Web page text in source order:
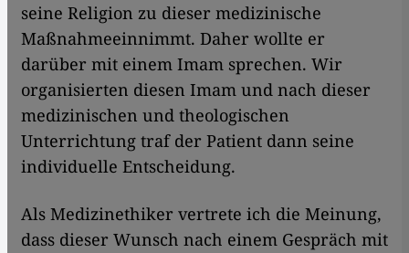
seine Religion zu dieser medizinische
Maßnahmeeinnimmt. Daher wollte er
darüber mit einem Imam sprechen. Wir
organisierten diesen Imam und nach dieser
medizinischen und theologischen
Unterrichtung traf der Patient dann seine
individuelle Entscheidung.
Als Medizinethiker vertrete ich die Meinung,
dass dieser Wunsch nach einem Gespräch mit